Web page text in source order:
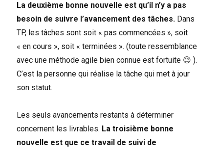
La deuxième bonne nouvelle est qu’il n’y a pas
besoin de suivre l’avancement des tâches. Dans
TP, les tâches sont soit « pas commencées », soit
« en cours », soit « terminées ». (toute ressemblance
avec une méthode agile bien connue est fortuite 😉 ).
C’est la personne qui réalise la tâche qui met à jour
son statut.
Les seuls avancements restants à déterminer
concernent les livrables. La troisième bonne
nouvelle est que ce travail de suivi de